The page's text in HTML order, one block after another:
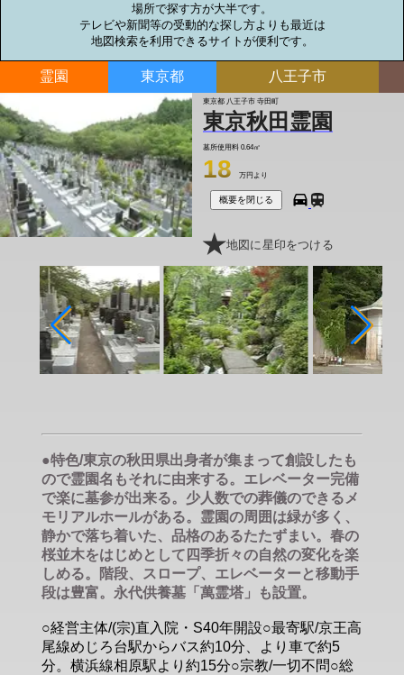
場所で探す方が大半です。
テレビや新聞等の受動的な探し方よりも最近は
地図検索を利用できるサイトが便利です。
霊園 東京都 八王子市
東京都 八王子市 寺田町
東京秋田霊園
墓所使用料 0.64㎡
18 万円より
概要を閉じる
地図に星印をつける
●特色/東京の秋田県出身者が集まって創設したも
ので霊園名もそれに由来する。エレベーター完備
で楽に墓参が出来る。少人数での葬儀のできるメ
モリアルホールがある。霊園の周囲は緑が多く、
静かで落ち着いた、品格のあるたたずまい。春の
桜並木をはじめとして四季折々の自然の変化を楽
しめる。階段、スロープ、エレベーターと移動手
段は豊富。永代供養墓「萬霊塔」も設置。
○経営主体/(宗)直入院・S40年開設○最寄駅/京王高
尾線めじろ台駅からバス約10分、より車で約5
分。横浜線相原駅より約15分○宗教/一切不問○総